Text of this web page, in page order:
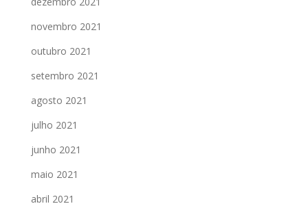
novembro 2021
outubro 2021
setembro 2021
agosto 2021
julho 2021
junho 2021
maio 2021
abril 2021